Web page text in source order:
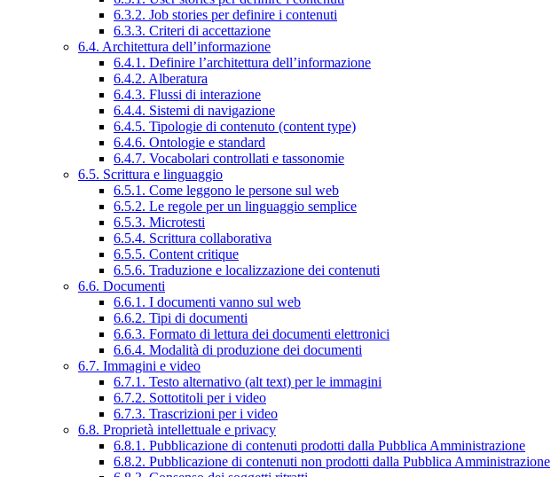
6.3.2. Job stories per definire i contenuti
6.3.3. Criteri di accettazione
6.4. Architettura dell’informazione
6.4.1. Definire l’architettura dell’informazione
6.4.2. Alberatura
6.4.3. Flussi di interazione
6.4.4. Sistemi di navigazione
6.4.5. Tipologie di contenuto (content type)
6.4.6. Ontologie e standard
6.4.7. Vocabolari controllati e tassonomie
6.5. Scrittura e linguaggio
6.5.1. Come leggono le persone sul web
6.5.2. Le regole per un linguaggio semplice
6.5.3. Microtesti
6.5.4. Scrittura collaborativa
6.5.5. Content critique
6.5.6. Traduzione e localizzazione dei contenuti
6.6. Documenti
6.6.1. I documenti vanno sul web
6.6.2. Tipi di documenti
6.6.3. Formato di lettura dei documenti elettronici
6.6.4. Modalità di produzione dei documenti
6.7. Immagini e video
6.7.1. Testo alternativo (alt text) per le immagini
6.7.2. Sottotitoli per i video
6.7.3. Trascrizioni per i video
6.8. Proprietà intellettuale e privacy
6.8.1. Pubblicazione di contenuti prodotti dalla Pubblica Amministrazione
6.8.2. Pubblicazione di contenuti non prodotti dalla Pubblica Amministrazione